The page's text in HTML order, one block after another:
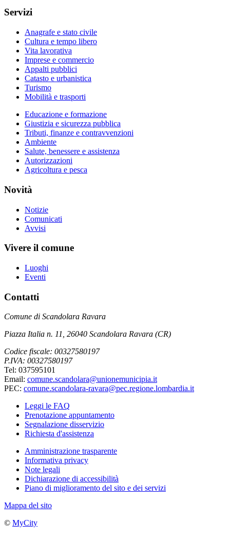
Servizi
Anagrafe e stato civile
Cultura e tempo libero
Vita lavorativa
Imprese e commercio
Appalti pubblici
Catasto e urbanistica
Turismo
Mobilità e trasporti
Educazione e formazione
Giustizia e sicurezza pubblica
Tributi, finanze e contravvenzioni
Ambiente
Salute, benessere e assistenza
Autorizzazioni
Agricoltura e pesca
Novità
Notizie
Comunicati
Avvisi
Vivere il comune
Luoghi
Eventi
Contatti
Comune di Scandolara Ravara
Piazza Italia n. 11, 26040 Scandolara Ravara (CR)
Codice fiscale: 00327580197
P.IVA: 00327580197
Tel: 037595101
Email: comune.scandolara@unionemunicipia.it
PEC: comune.scandolara-ravara@pec.regione.lombardia.it
Leggi le FAQ
Prenotazione appuntamento
Segnalazione disservizio
Richiesta d'assistenza
Amministrazione trasparente
Informativa privacy
Note legali
Dichiarazione di accessibilità
Piano di miglioramento del sito e dei servizi
Mappa del sito
© MyCity